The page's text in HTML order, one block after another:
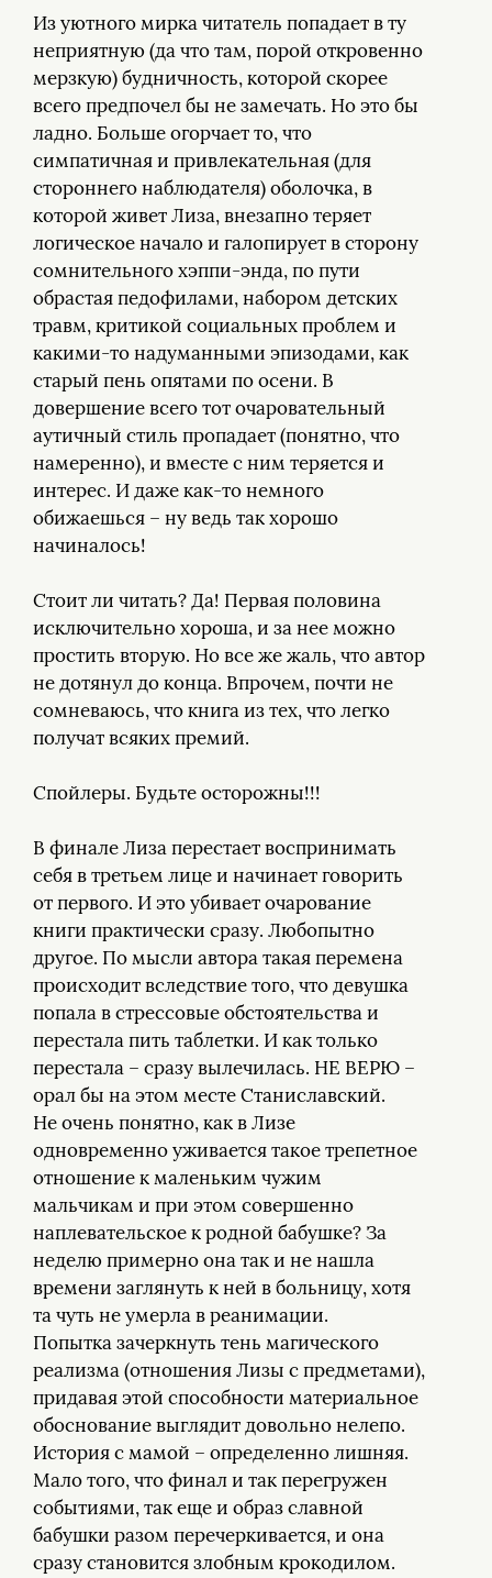
Из уютного мирка читатель попадает в ту
неприятную (да что там, порой откровенно
мерзкую) будничность, которой скорее
всего предпочел бы не замечать. Но это бы
ладно. Больше огорчает то, что
симпатичная и привлекательная (для
стороннего наблюдателя) оболочка, в
которой живет Лиза, внезапно теряет
логическое начало и галопирует в сторону
сомнительного хэппи-энда, по пути
обрастая педофилами, набором детских
травм, критикой социальных проблем и
какими-то надуманными эпизодами, как
старый пень опятами по осени. В
довершение всего тот очаровательный
аутичный стиль пропадает (понятно, что
намеренно), и вместе с ним теряется и
интерес. И даже как-то немного
обижаешься – ну ведь так хорошо
начиналось!
Стоит ли читать? Да! Первая половина
исключительно хороша, и за нее можно
простить вторую. Но все же жаль, что автор
не дотянул до конца. Впрочем, почти не
сомневаюсь, что книга из тех, что легко
получат всяких премий.
Спойлеры. Будьте осторожны!!!
В финале Лиза перестает воспринимать
себя в третьем лице и начинает говорить
от первого. И это убивает очарование
книги практически сразу. Любопытно
другое. По мысли автора такая перемена
происходит вследствие того, что девушка
попала в стрессовые обстоятельства и
перестала пить таблетки. И как только
перестала – сразу вылечилась. НЕ ВЕРЮ –
орал бы на этом месте Станиславский.
Не очень понятно, как в Лизе
одновременно уживается такое трепетное
отношение к маленьким чужим
мальчикам и при этом совершенно
наплевательское к родной бабушке? За
неделю примерно она так и не нашла
времени заглянуть к ней в больницу, хотя
та чуть не умерла в реанимации.
Попытка зачеркнуть тень магического
реализма (отношения Лизы с предметами),
придавая этой способности материальное
обоснование выглядит довольно нелепо.
История с мамой – определенно лишняя.
Мало того, что финал и так перегружен
событиями, так еще и образ славной
бабушки разом перечеркивается, и она
сразу становится злобным крокодилом.